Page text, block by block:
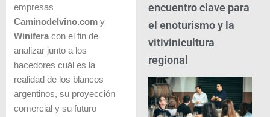
empresas
Caminodelvino.comy
Winiferacon el fin de
analizar junto a los
hacedores cuál es la
realidad de los blancos
argentinos, su proyección
comercial y su futuro
encuentro clave para
el enoturismo y la
vitivinicultura
regional